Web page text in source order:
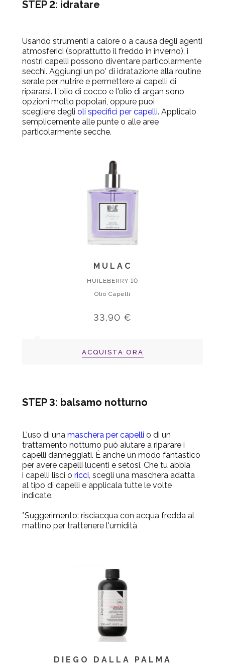
STEP 2: idratare
Usando strumenti a calore o a causa degli agenti
atmosferici (soprattutto il freddo in inverno), i
nostri capelli possono diventare particolarmente
secchi. Aggiungi un po' di idratazione alla routine
serale per nutrire e permettere ai capelli di
ripararsi. L'olio di cocco e l'olio di argan sono
opzioni molto popolari, oppure puoi
scegliere degli oli specifici per capelli. Applicalo
semplicemente alle punte o alle aree
particolarmente secche.
MULAC
HUILEBERRY 10
Olio Capelli
33,90 €
ACQUISTA ORA
STEP 3: balsamo notturno
L'uso di una maschera per capelli o di un
trattamento notturno può aiutare a riparare i
capelli danneggiati. È anche un modo fantastico
per avere capelli lucenti e setosi. Che tu abbia
i capelli lisci o ricci, scegli una maschera adatta
al tipo di capelli e applicala tutte le volte
indicate.
*Suggerimento: risciacqua con acqua fredda al
mattino per trattenere l'umidità
DIEGO DALLA PALMA